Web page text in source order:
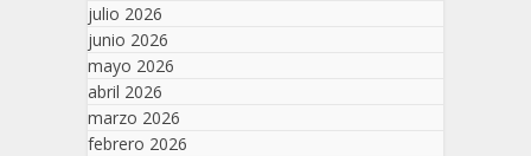
julio 2026
junio 2026
mayo 2026
abril 2026
marzo 2026
febrero 2026